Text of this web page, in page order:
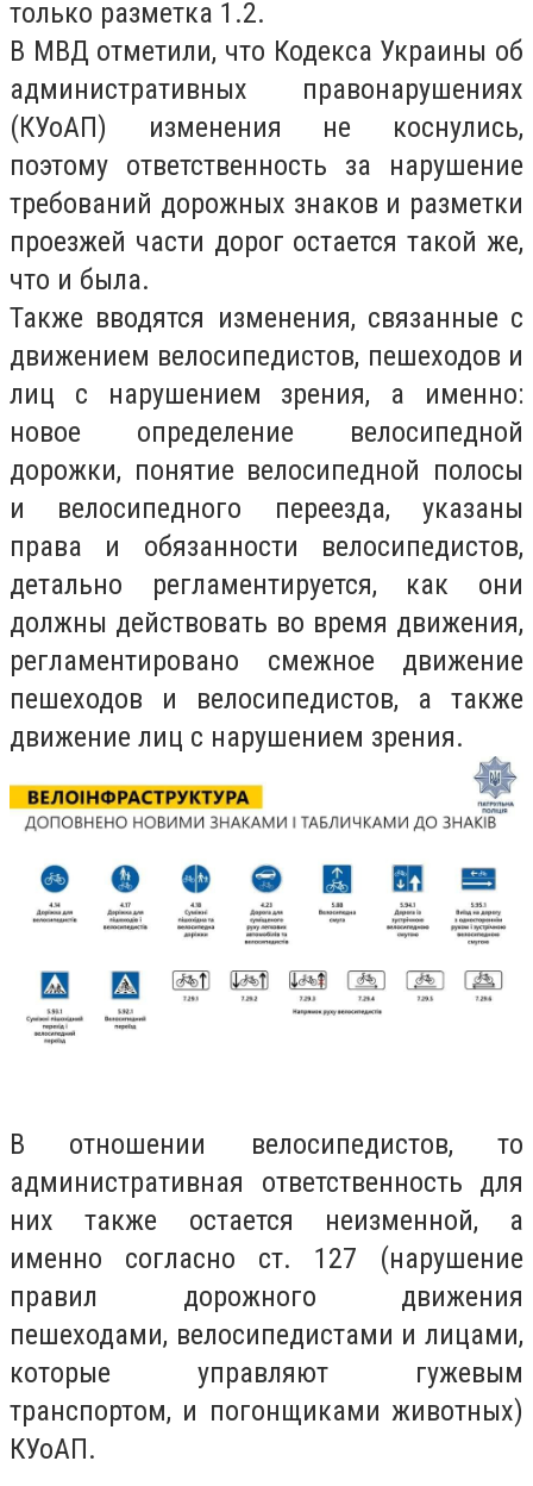
только разметка 1.2.
В МВД отметили, что Кодекса Украины об
административных правонарушениях
(КУоАП) изменения не коснулись,
поэтому ответственность за нарушение
требований дорожных знаков и разметки
проезжей части дорог остается такой же,
что и была.
Также вводятся изменения, связанные с
движением велосипедистов, пешеходов и
лиц с нарушением зрения, а именно:
новое определение велосипедной
дорожки, понятие велосипедной полосы
и велосипедного переезда, указаны
права и обязанности велосипедистов,
детально регламентируется, как они
должны действовать во время движения,
регламентировано смежное движение
пешеходов и велосипедистов, а также
движение лиц с нарушением зрения.
В отношении велосипедистов, то
административная ответственность для
них также остается неизменной, а
именно согласно ст. 127 (нарушение
правил дорожного движения
пешеходами, велосипедистами и лицами,
которые управляют гужевым
транспортом, и погонщиками животных)
КУоАП.